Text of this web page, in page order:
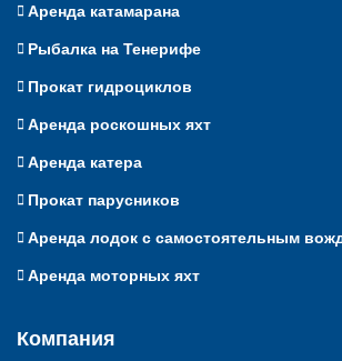
Аренда катамарана
Рыбалка на Тенерифе
Прокат гидроциклов
Аренда роскошных яхт
Аренда катера
Прокат парусников
Аренда лодок с самостоятельным
Аренда моторных яхт
Компания